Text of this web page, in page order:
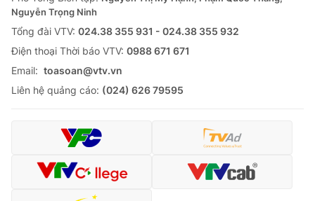
Nguyễn Trọng Ninh
Tổng đài VTV: 024.38 355 931 - 024.38 355 932
Ðiện thoại Thời báo VTV: 0988 671 671
Email: toasoan@vtv.vn
Liên hệ quảng cáo: (024) 626 79595